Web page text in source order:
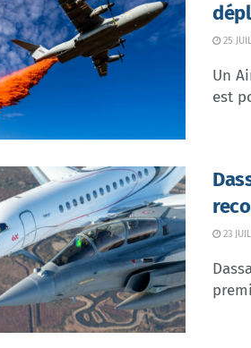
25
Un
est
23